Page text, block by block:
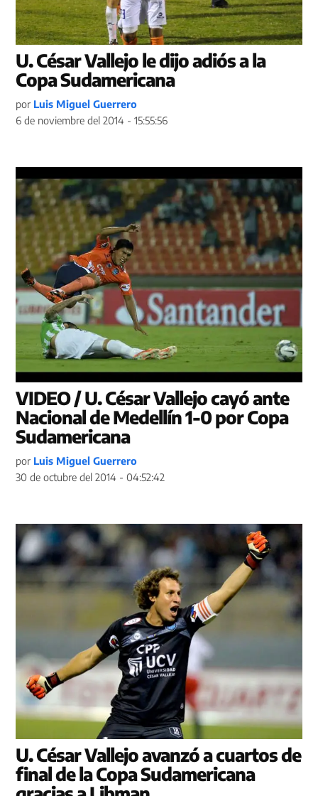
U. César Vallejo le dijo adiós a la
Copa Sudamericana
por Luis Miguel Guerrero
6 de noviembre del 2014 - 15:55:56
VIDEO / U. César Vallejo cayó ante
Nacional de Medellín 1-0 por Copa
Sudamericana
por Luis Miguel Guerrero
30 de octubre del 2014 - 04:52:42
U. César Vallejo avanzó a cuartos de
final de la Copa Sudamericana